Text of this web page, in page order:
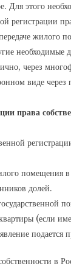
Для этого
регистрации
жилого
необходимые
через
виде через
права
помещения в
долей.
(если
подается
в